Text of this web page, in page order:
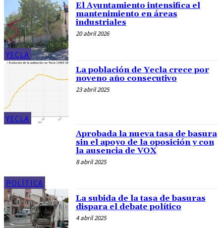
YECLA
El Ayuntamiento intensifica el
mantenimiento en áreas
industriales
20 abril 2026
YECLA
La población de Yecla crece por
noveno año consecutivo
23 abril 2025
POLÍTICA
Aprobada la nueva tasa de basura
sin el apoyo de la oposición y con
la ausencia de VOX
8 abril 2025
La subida de la tasa de basuras
dispara el debate político
4 abril 2025